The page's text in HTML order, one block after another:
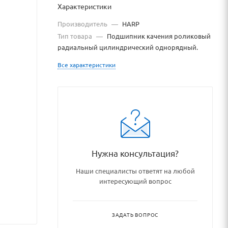
Характеристики
Производитель — HARP
Тип товара — Подшипник качения роликовый
радиальный цилиндрический однорядный.
Все характеристики
Нужна консультация?
Наши специалисты ответят на любой
интересующий вопрос
ЗАДАТЬ ВОПРОС